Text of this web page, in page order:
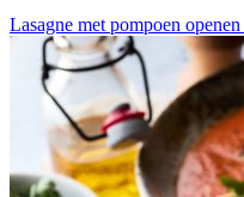
Lasagne met pompoen openen